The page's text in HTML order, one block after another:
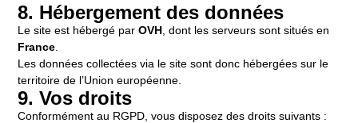
8. Hébergement des données
Le site est hébergé par OVH , dont les serveurs sont situés en
France
Les données collectées via le site sont donc hébergées sur le
territoire de l’Union européenne.
9. Vos droits
Conformément au RGPD, vous disposez des droits suivants :